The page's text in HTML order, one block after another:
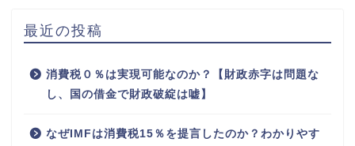
最近の投稿
消費税０％は実現可能なのか？【財政赤字は問題な
し、国の借金で財政破綻は嘘】
なぜIMFは消費税15％を提言したのか？わかりやす